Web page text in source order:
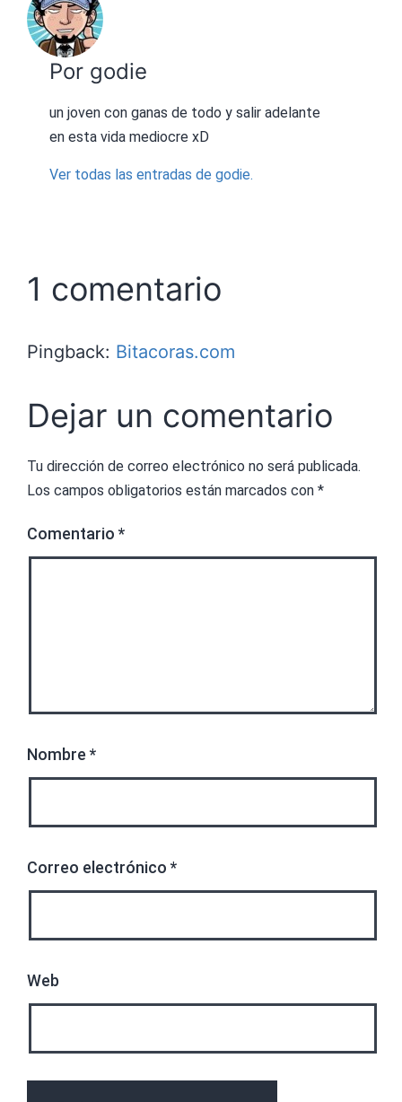
Por godie
un joven con ganas de todo y salir adelante
en esta vida mediocre xD
Ver todas las entradas de godie.
1 comentario
Pingback: Bitacoras.com
Dejar un comentario
Tu dirección de correo electrónico no será publicada.
Los campos obligatorios están marcados con *
Comentario *
Nombre *
Correo electrónico *
Web